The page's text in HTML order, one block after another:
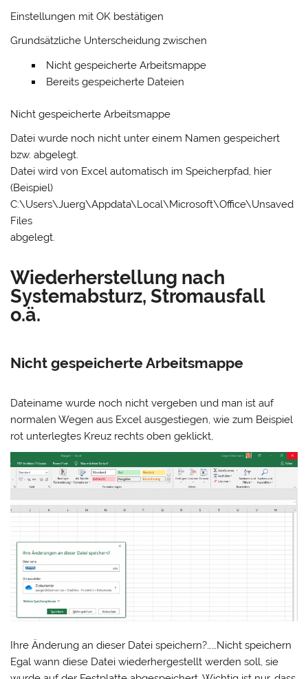
Einstellungen mit OK bestätigen
Grundsätzliche Unterscheidung zwischen
Nicht gespeicherte Arbeitsmappe
Bereits gespeicherte Dateien
Nicht gespeicherte Arbeitsmappe
Datei wurde noch nicht unter einem Namen gespeichert
bzw. abgelegt.
Datei wird von Excel automatisch im Speicherpfad, hier
(Beispiel)
C:\Users\Juerg\Appdata\Local\Microsoft\Office\Unsaved
Files
abgelegt.
Wiederherstellung nach
Systemabsturz, Stromausfall
o.ä.
Nicht gespeicherte Arbeitsmappe
Dateiname wurde noch nicht vergeben und man ist auf
normalen Wegen aus Excel ausgestiegen, wie zum Beispiel
rot unterlegtes Kreuz rechts oben geklickt,
Ihre Änderung an dieser Datei speichern?……Nicht speichern
Egal wann diese Datei wiederhergestellt werden soll, sie